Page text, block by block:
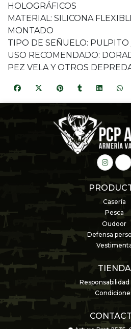
HOLOGRÁFICOS
MATERIAL: SILICONA
MONTADO
TIPO DE SEÑUELO: PULPITO
USO RECOMENDADO:
PEZ VELA Y OTROS
Casería
Pesca
Oudoor
Defensa
TIENDA
Responsabilidad